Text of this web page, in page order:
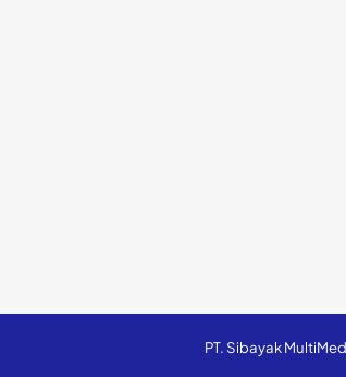
PT. Sibayak